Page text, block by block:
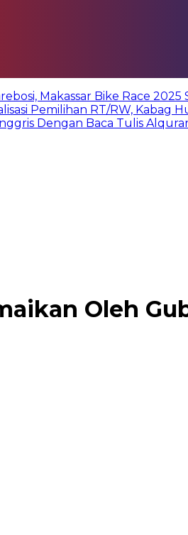
Makassar Bike Race 2025
Pemilihan RT/RW, Kabag
Dengan Baca Tulis
Oleh